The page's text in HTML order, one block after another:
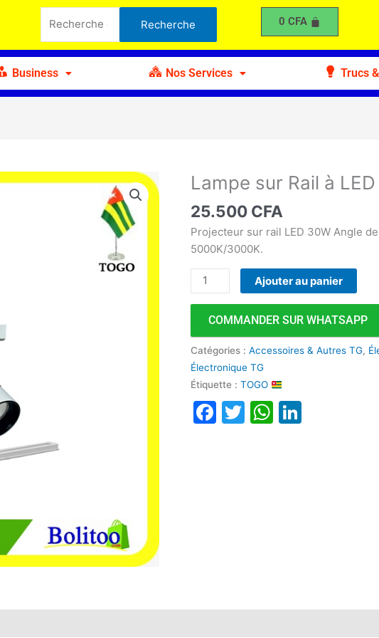
pour :
Recherche 0 CFA
Business Nos Services Trucs
Lampe sur Rail à
25.500 CFA
Projecteur sur rail LED 30W Angle
5000K/3000K.
quantité
Lampe
sur
Rail
LED
Blanc
Ajouter au panier
COMMANDER SUR WHATSAPP
Catégories :Accessoires & Autres TG,
Électronique TG
Étiquette :TOGO
Facebook
TwitterWhatsApp
LED
30W
Blanc